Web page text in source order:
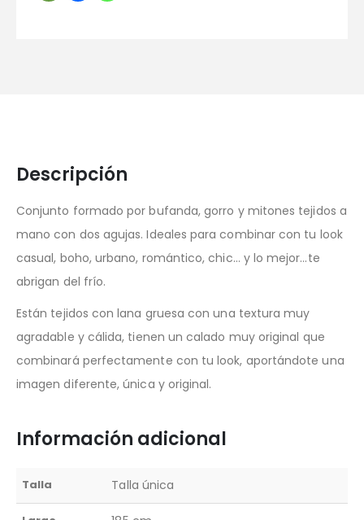
Descripción
Conjunto formado por bufanda, gorro y mitones tejidos a
mano con dos agujas. Ideales para combinar con tu look
casual, boho, urbano, romántico, chic… y lo mejor…te
abrigan del frío.
Están tejidos con lana gruesa con una textura muy
agradable y cálida, tienen un calado muy original que
combinará perfectamente con tu look, aportándote una
imagen diferente, única y original.
Información adicional
Talla Talla única